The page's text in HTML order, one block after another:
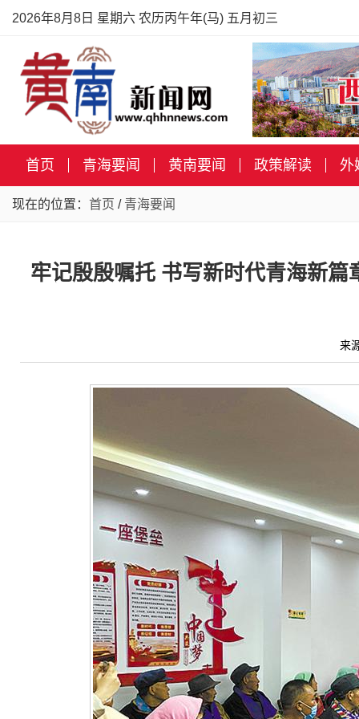
2026年8月8日 星期六 农历丙午年(马) 五月初三
首页 青海要闻 黄南要闻 政策解读 外
现在的位置： 首页 / 青海要闻
牢记殷殷嘱托 书写新时代青海新
来